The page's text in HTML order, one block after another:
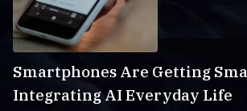
Smartphones Are Getting
Integrating AI Everyday Life